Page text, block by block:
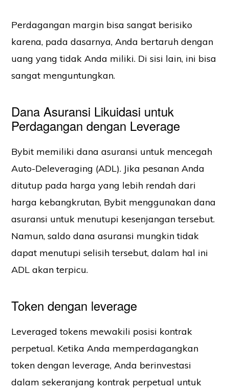
Perdagangan margin bisa sangat berisiko
karena, pada dasarnya, Anda bertaruh dengan
uang yang tidak Anda miliki. Di sisi lain, ini bisa
sangat menguntungkan.
Dana Asuransi Likuidasi untuk
Perdagangan dengan Leverage
Bybit memiliki dana asuransi untuk mencegah
Auto-Deleveraging (ADL). Jika pesanan Anda
ditutup pada harga yang lebih rendah dari
harga kebangkrutan, Bybit menggunakan dana
asuransi untuk menutupi kesenjangan tersebut.
Namun, saldo dana asuransi mungkin tidak
dapat menutupi selisih tersebut, dalam hal ini
ADL akan terpicu.
Token dengan leverage
Leveraged tokens mewakili posisi kontrak
perpetual. Ketika Anda memperdagangkan
token dengan leverage, Anda berinvestasi
dalam sekeranjang kontrak perpetual untuk